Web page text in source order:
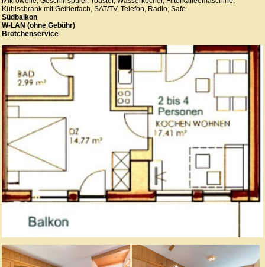
Kühlschrank mit Gefrierfach, SAT/TV, Telefon, Radio, Safe
Südbalkon
W-LAN (ohne Gebühr)
Brötchenservice